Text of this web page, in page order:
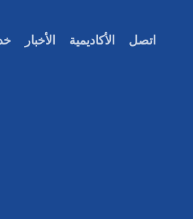
الأخبار الأكاديمية اتصل